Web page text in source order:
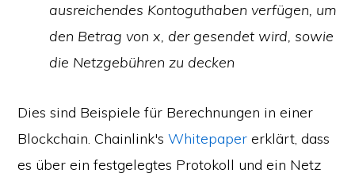
ausreichendes Kontoguthaben verfügen, um
den Betrag von x, der gesendet wird, sowie
die Netzgebühren zu decken
Dies sind Beispiele für Berechnungen in einer
Blockchain. Chainlink'sWhitepaper erklärt, dass
es über ein festgelegtes Protokoll und ein Netz